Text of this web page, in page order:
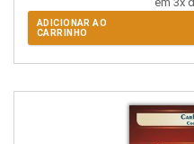
ADICIONAR AO
CARRINHO